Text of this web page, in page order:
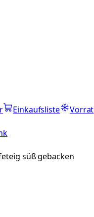
Einkaufsliste Vorrat
süß gebacken